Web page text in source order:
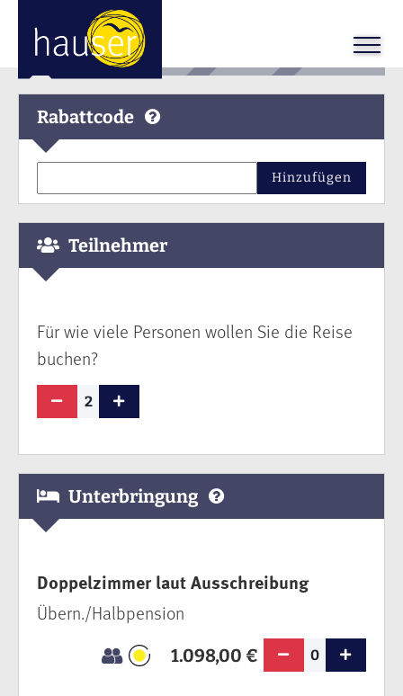
Rabattcode
Hinzufügen
Teilnehmer
Für wie viele Personen wollen Sie die Reise
buchen?
2
Unterbringung
Doppelzimmer laut Ausschreibung
1.098,00 € 0
Übern./Halbpension